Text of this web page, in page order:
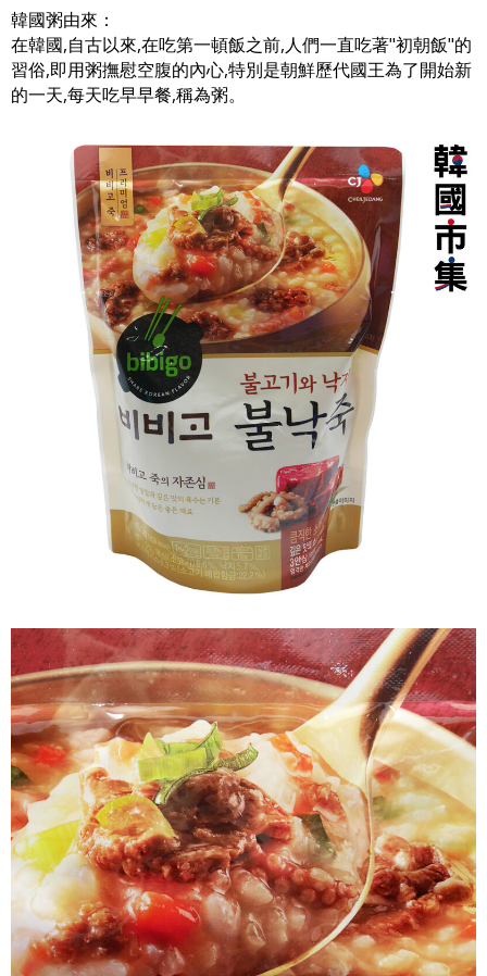
韓國粥由來：
在韓國,自古以來,在吃第一頓飯之前,人們一直吃著"初朝飯"的
習俗,即用粥撫慰空腹的內心,特別是朝鮮歷代國王為了開始新
的一天,每天吃早早餐,稱為粥。